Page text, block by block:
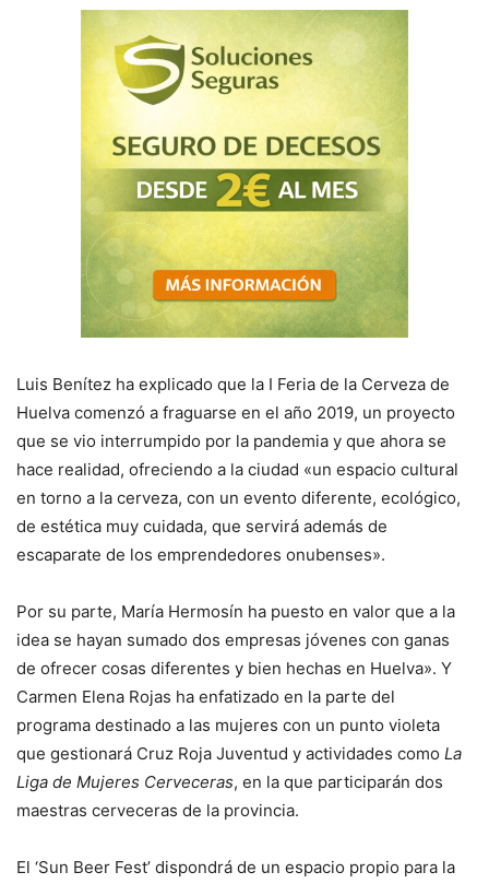
Luis Benítez ha explicado que la I Feria de la Cerveza de
Huelva comenzó a fraguarse en el año 2019, un proyecto
que se vio interrumpido por la pandemia y que ahora se
hace realidad, ofreciendo a la ciudad «un espacio cultural
en torno a la cerveza, con un evento diferente, ecológico,
de estética muy cuidada, que servirá además de
escaparate de los emprendedores onubenses».
Por su parte, María Hermosín ha puesto en valor que a la
idea se hayan sumado dos empresas jóvenes con ganas
de ofrecer cosas diferentes y bien hechas en Huelva». Y
Carmen Elena Rojas ha enfatizado en la parte del
programa destinado a las mujeres con un punto violeta
que gestionará Cruz Roja Juventud y actividades como La
Liga de Mujeres Cerveceras, en la que participarán dos
maestras cerveceras de la provincia.
El ‘Sun Beer Fest’ dispondrá de un espacio propio para la